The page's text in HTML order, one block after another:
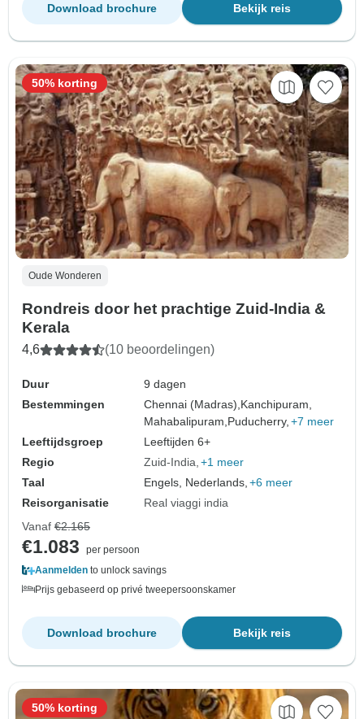
Bekijk reis
Download brochure
Oude Wonderen
Rondreis door het prachtige Zuid-India &
Kerala
4,6 (10 beoordelingen)
Duur
9 dagen
Bestemmingen
Chennai (Madras), Kanchipuram,
Mahabalipuram, Puducherry, +7 meer
Leeftijdsgroep
Leeftijden 6+
Regio
Zuid-India +1 meer
Taal
Engels, Nederlands, +6 meer
Reisorganisatie
Real viaggi india
50% korting
Vanaf €2.165
€1.083
per persoon
Aanmelden to unlock savings
Prijs gebaseerd op privé tweepersoonskamer
Bekijk reis
Download brochure
50% korting